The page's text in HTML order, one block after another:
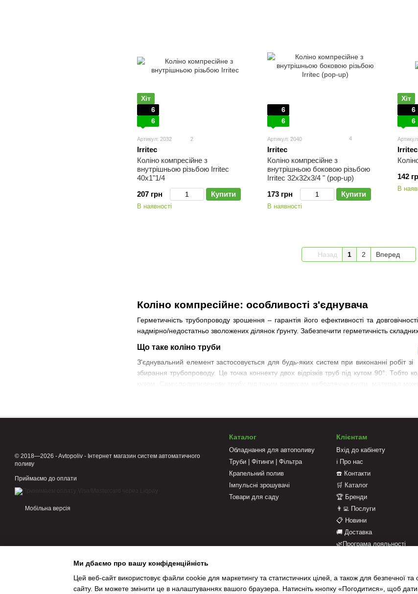
Коліно компресійне: особливості з'єднувача
Герметичність трубопроводу зрошення – гарантія його ефективності та
надмірно/недостатньо зволожених ділянок ґрунту. Забезпечити герметичність
Що таке коліно труби
З'єднувальний елемент застосовується для будь-яких систем при виконанні робіт зі
збирання трубопроводу. Це точка коннекту двох відрізків труб під кутом 90°.
немає особливих вимог до навичок поводження зі з'єднувачами – просто відрізки
уніфіковане маркування для вибору відповідної моделі;
не потрібна електрифікація об'єкта, щоб підключити фітинг, роботи можна
Особливості використання елемента
Головне завдання - сполучне коліно забезпечує герметичність повороту
поліетиленових трубопроводів, зрошувального обладнання. Можуть
Відмінні механічні та експлуатаційні властивості отримані шляхом застосування
накопичує осаду, не окислюється. Жодних засмічень та необхідності їхнього
Кутові переходи трубопроводу тепер будуть захищені від протікання, міцні,
пластиковий фіксатор;
Хіт
6
6
Артикул: 2032 2
Irritec
Коліно компресійне з
внутрішньою різьбою Irritec
40х1"1/4
207 грн
Купити
В наявності
6
6
Артикул: 2040 4
Irritec
Коліно компресійне з
внутрішньою боковою різьбою
Irritec 32х32х3/4 " (pop-up)
173 грн
Купити
В наявності
Хіт
6
6
Irritec
142
В
Назад 1 2 Вперед
© 2018—2026 - Avtopoliv - Інтернет магазин систем автоматичного
поливу
Приймаємо до оплати
Мобільна версія
Каталог
Обладнання для автополиву
Труби | Фітинги | Фільтра
Крапельний полив
Імпульсні зрошувачі
Товари для саду
Клієнтам
Вхід до кабінету
ℹ️ Про нас
☎️ Контакти
🛒 Каталог
🏆 Бренди
👨‍💻 Послуги
📋 Новини
🚚 Доставка
🌿Програма лояльності
📝 Відгуки про магазин
Ми дбаємо про вашу конфіденційність
Цей веб-сайт використовує файли cookie для маркетингу та статистичних цілей, а також для безпечної та
сайту. Ви можете змінити це в налаштуваннях вашого браузера. Натисніть кнопку «Погодитися», щоб дати